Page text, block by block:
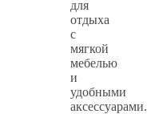
для
отдыха
с
мягкой
мебелью
и
удобными
аксессуарами.